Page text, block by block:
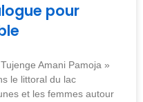
pour
Amani Pamoja »
le littoral du lac
et les femmes autour